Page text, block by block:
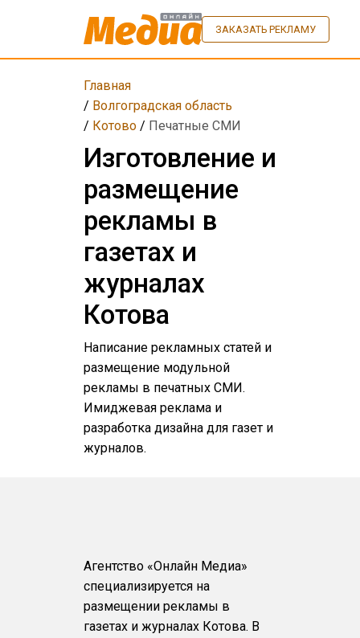
ЗАКАЗАТЬ РЕКЛАМУ
Главная
/ Волгоградская область
/ Котово/ Печатные СМИ
Изготовление и
размещение
рекламы в
газетах и
журналах
Котова
Написание рекламных статей и
размещение модульной
рекламы в печатных СМИ.
Имиджевая реклама и
разработка дизайна для газет и
журналов.
Агентство «Онлайн Медиа»
специализируется на
размещении рекламы в
газетах и журналах Котова. В